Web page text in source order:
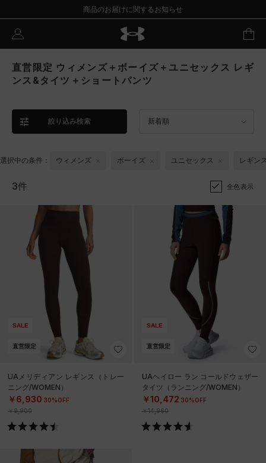
商品のお届けに関するお知らせ
直営限定 ウィメンズ＋ボーイズ＋ユニセックス レギ
ンス&タイツ＋ショートパンツ
絞り込み検索 新着順
選択中の条件： ウィメンズ ボーイズ ユニセックス レギン
3件 全色表示
SALE
直営限定
UAメリディアン レギンス（トレー
ニング/WOMEN）
￥6,930 30%OFF
￥9,900
SALE
直営限定
UAヘイロー ラン コールドウェザー
タイツ（ランニング/WOMEN）
￥10,472 30%OFF
￥14,960